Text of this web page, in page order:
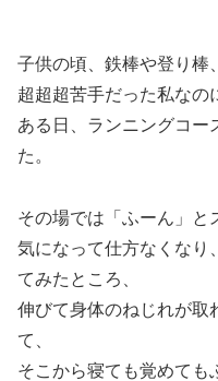
子供の頃、鉄棒や登り棒
超超超苦手だった私なの
ある日、ランニングコー
た。
その場では「ふーん」と
気になって仕方なくなり
てみたところ、
伸びて身体のねじれが取
て、
そこから寝ても覚めても